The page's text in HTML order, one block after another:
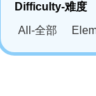
Difficulty-难度
All-全部